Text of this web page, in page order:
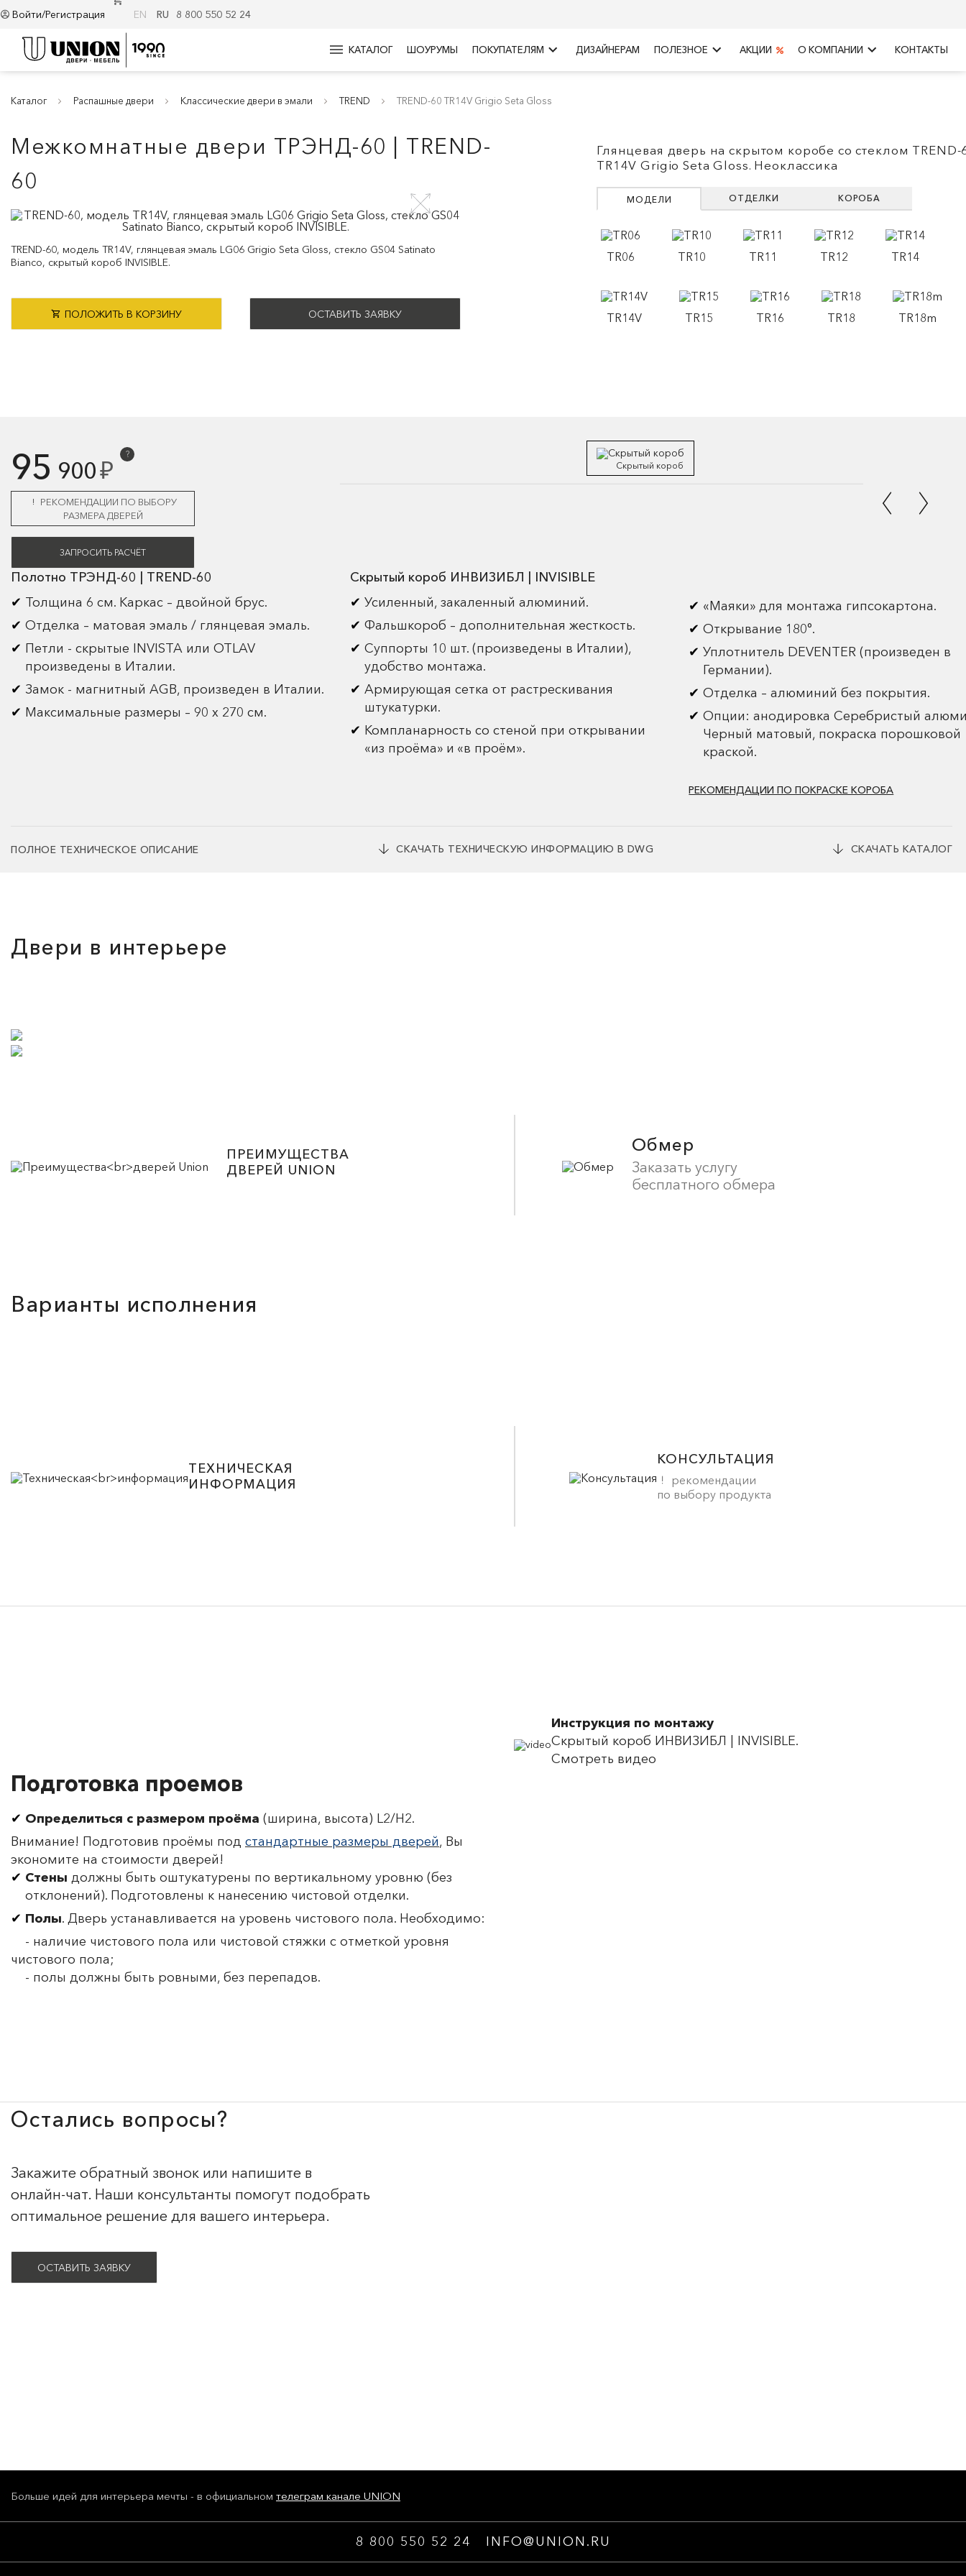
Войти/Регистрация EN RU 8 800 550 52 24
menu КАТАЛОГ ШОУРУМЫ ПОКУПАТЕЛЯМ keyboard_arrow_right ДИЗАЙНЕРАМ ПОЛЕЗНОЕ keyboard_arrow_right АКЦИИ О КОМПАНИИ keyboard_arrow_right КОНТАКТЫ
Каталог Распашные двери Классические двери в эмали TREND TREND-60 TR14V Grigio Seta Gloss
Межкомнатные двери ТРЭНД-60 | TREND-
60
TREND-60, модель TR14V, глянцевая эмаль LG06 Grigio Seta Gloss, стекло GS04 Satinato
Bianco, скрытый короб INVISIBLE.
ПОЛОЖИТЬ В КОРЗИНУ ОСТАВИТЬ ЗАЯВКУ
Глянцевая дверь на скрытом коробе со стеклом TREND-
TR14V Grigio Seta Gloss. Неоклассика
МОДЕЛИ ОТДЕЛКИ КОРОБА
TR06 TR10 TR11 TR12 TR14
TR14V TR15 TR16 TR18 TR18m
95 900₽
?
РЕКОМЕНДАЦИИ ПО ВЫБОРУ
РАЗМЕРА ДВЕРЕЙ
ЗАПРОСИТЬ РАСЧЁТ
Скрытый короб
Полотно ТРЭНД-60 | TREND-60
Толщина 6 см. Каркас – двойной брус.
Отделка – матовая эмаль / глянцевая эмаль.
Петли - скрытые INVISTA или OTLAV
произведены в Италии.
Замок - магнитный AGB, произведен в Италии.
Максимальные размеры – 90 х 270 см.
Скрытый короб ИНВИЗИБЛ | INVISIBLE
Усиленный, закаленный алюминий.
Фальшкороб – дополнительная жесткость.
Суппорты 10 шт. (произведены в Италии),
удобство монтажа.
Армирующая сетка от растрескивания
штукатурки.
Компланарность со стеной при открывании
«из проёма» и «в проём».
«Маяки» для монтажа гипсокартона.
Открывание 180°.
Уплотнитель DEVENTER (произведен в
Германии).
Отделка – алюминий без покрытия.
Опции: анодировка Серебристый
Черный матовый, покраска порошковой
краской.
РЕКОМЕНДАЦИИ ПО ПОКРАСКЕ КОРОБА
ПОЛНОЕ ТЕХНИЧЕСКОЕ ОПИСАНИЕ СКАЧАТЬ ТЕХНИЧЕСКУЮ ИНФОРМАЦИЮ В DWG СКАЧАТЬ КАТАЛОГ
Двери в интерьере
ПРЕИМУЩЕСТВА
ДВЕРЕЙ UNION
Обмер
Заказать услугу
бесплатного обмера
Варианты исполнения
ТЕХНИЧЕСКАЯ
ИНФОРМАЦИЯ
КОНСУЛЬТАЦИЯ
рекомендации
по выбору продукта
Подготовка проемов
Определиться с размером проёма (ширина, высота) L2/H2.
Внимание! Подготовив проёмы под стандартные размеры дверей, Вы
экономите на стоимости дверей!
Стены должны быть оштукатурены по вертикальному уровню (без
отклонений). Подготовлены к нанесению чистовой отделки.
Полы. Дверь устанавливается на уровень чистового пола. Необходимо:
- наличие чистового пола или чистовой стяжки с отметкой уровня
чистового пола;
- полы должны быть ровными, без перепадов.
Инструкция по монтажу
Скрытый короб ИНВИЗИБЛ | INVISIBLE.
Смотреть видео
Остались вопросы?
Закажите обратный звонок или напишите в
онлайн-чат. Наши консультанты помогут подобрать
оптимальное решение для вашего интерьера.
ОСТАВИТЬ ЗАЯВКУ
Больше идей для интерьера мечты - в официальном телеграм канале UNION
8 800 550 52 24 INFO@UNION.RU